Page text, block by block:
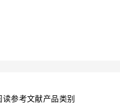
读参考文献产品类别